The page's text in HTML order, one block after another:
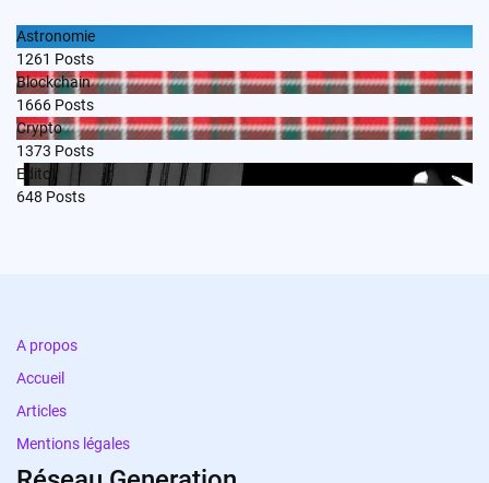
Astronomie
1261 Posts
Blockchain
1666 Posts
Crypto
1373 Posts
Edito
648 Posts
A propos
Accueil
Articles
Mentions légales